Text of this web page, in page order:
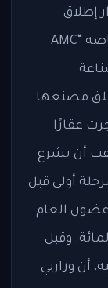
إطلاق
المشروع. وتعتبر الشركة الجزائرية الخاصة “AMC
مصنعها
عقارًا
هكتار . ويرتقب أن تشرع
كمرحلة أولى قبل
مركبة في غضون العام
إدماج تقدر بـ 40 في المائة. وقبل
أن وزارتي